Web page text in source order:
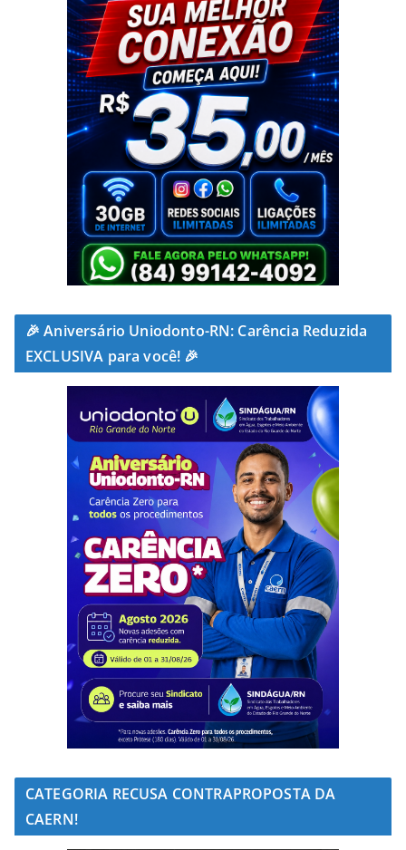
🎉 Aniversário Uniodonto-RN: Carência Reduzida
EXCLUSIVA para você! 🎉
CATEGORIA RECUSA CONTRAPROPOSTA DA
CAERN!